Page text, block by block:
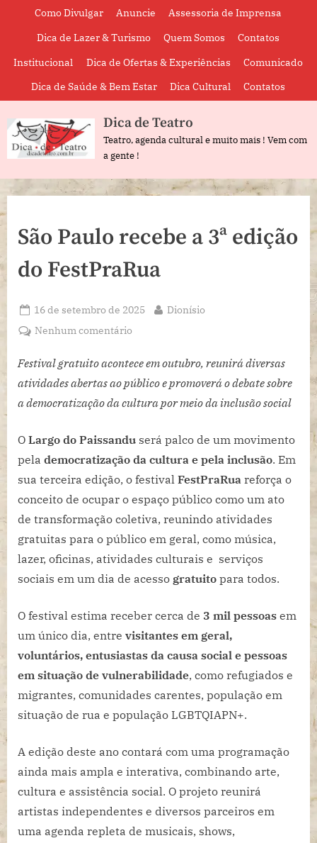
Como Divulgar Anuncie
Assessoria de Imprensa
Dica de Lazer & Turismo
Quem Somos
Contatos
Institucional
Dica de Ofertas & Experiências
Comunicado
Dica de Saúde & Bem Estar
Dica Cultural Contatos
Dica de Teatro
Teatro, agenda cultural e muito mais ! Vem com
a gente !
São Paulo recebe a 3ª edição
do FestPraRua
Posted
on
16 de setembro de 2025 By
Dionísio
Nenhum comentário
São
Paulo
a
3ª
edição
do
FestPraRua
Festival gratuito acontece em outubro, reunirá diversas
atividades abertas ao público e promoverá o debate sobre
a democratização da cultura por meio da inclusão social
O Largo do Paissandu será palco de um movimento
pela democratização da cultura e pela inclusão. Em
sua terceira edição, o festival FestPraRua reforça o
conceito de ocupar o espaço público como um ato
de transformação coletiva, reunindo atividades
gratuitas para o público em geral, como música,
lazer, oficinas, atividades culturais e serviços
sociais em um dia de acesso gratuito para todos.
O festival estima receber cerca de 3 mil pessoas em
um único dia, entre visitantes em geral,
voluntários, entusiastas da causa social e pessoas
em situação de vulnerabilidade, como refugiados e
migrantes, comunidades carentes, população em
situação de rua e população LGBTQIAPN+.
A edição deste ano contará com uma programação
ainda mais ampla e interativa, combinando arte,
cultura e assistência social. O projeto reunirá
artistas independentes e diversos parceiros em
uma agenda repleta de musicais, shows,